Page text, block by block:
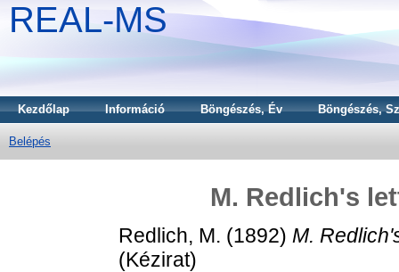
REAL-MS
Kezdőlap Információ Böngészés, Év Böngészés,
Belépés
M. Redlich's
Redlich, M. (1892) M.
(Kézirat)